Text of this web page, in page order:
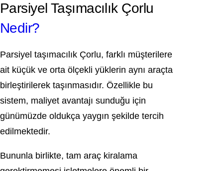
Parsiyel Taşımacılık Çorlu
Nedir?
Parsiyel taşımacılık Çorlu, farklı müşterilere
ait küçük ve orta ölçekli yüklerin aynı araçta
birleştirilerek taşınmasıdır. Özellikle bu
sistem, maliyet avantajı sunduğu için
günümüzde oldukça yaygın şekilde tercih
edilmektedir.
Bununla birlikte, tam araç kiralama